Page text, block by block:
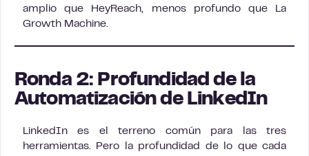
amplio que HeyReach, menos profundo que La
Growth Machine.
Ronda 2: Profundidad de la
Automatización de LinkedIn
LinkedIn es el terreno común para las tres
herramientas. Pero la profundidad de lo que cada